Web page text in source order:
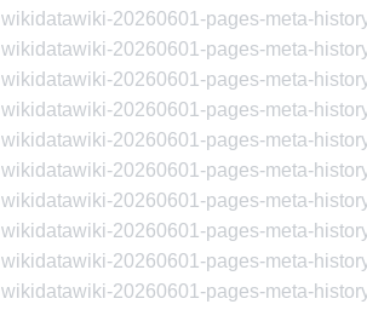
wikidatawiki-20260601-pages-meta-
wikidatawiki-20260601-pages-meta-
wikidatawiki-20260601-pages-meta-
wikidatawiki-20260601-pages-meta-
wikidatawiki-20260601-pages-meta-
wikidatawiki-20260601-pages-meta-
wikidatawiki-20260601-pages-meta-
wikidatawiki-20260601-pages-meta-
wikidatawiki-20260601-pages-meta-
wikidatawiki-20260601-pages-meta-